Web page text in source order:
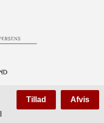
Tillad Afvis